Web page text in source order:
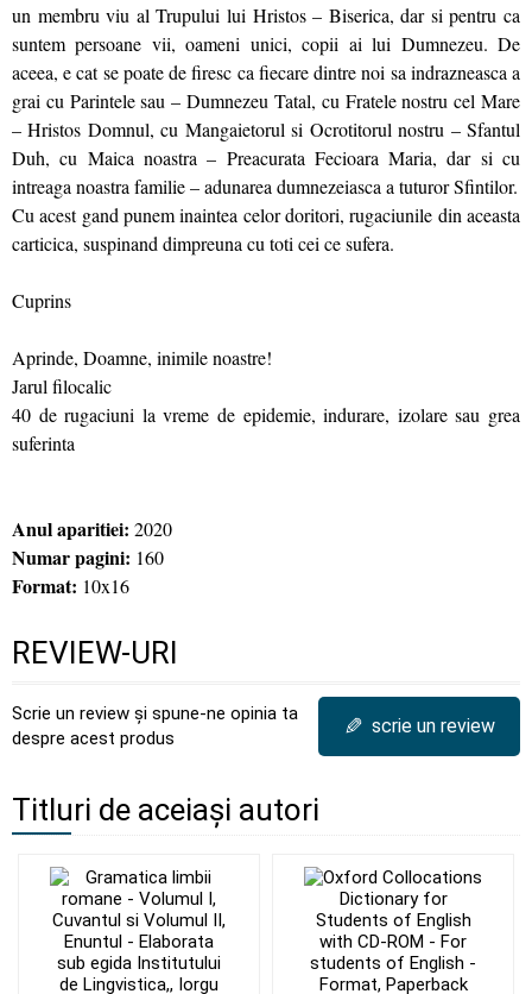
un membru viu al Trupului lui Hristos – Biserica, dar si pentru ca
suntem persoane vii, oameni unici, copii ai lui Dumnezeu. De
aceea, e cat se poate de firesc ca fiecare dintre noi sa indrazneasca a
grai cu Parintele sau – Dumnezeu Tatal, cu Fratele nostru cel Mare
– Hristos Domnul, cu Mangaietorul si Ocrotitorul nostru – Sfantul
Duh, cu Maica noastra – Preacurata Fecioara Maria, dar si cu
intreaga noastra familie – adunarea dumnezeiasca a tuturor Sfintilor.
Cu acest gand punem inaintea celor doritori, rugaciunile din aceasta
carticica, suspinand dimpreuna cu toti cei ce sufera.
Cuprins
Aprinde, Doamne, inimile noastre!
Jarul filocalic
40 de rugaciuni la vreme de epidemie, indurare, izolare sau grea
suferinta
Anul aparitiei: 2020
Numar pagini: 160
Format: 10x16
REVIEW-URI
Scrie un review și spune-ne opinia ta
despre acest produs
✎ scrie un review
Titluri de aceiași autori